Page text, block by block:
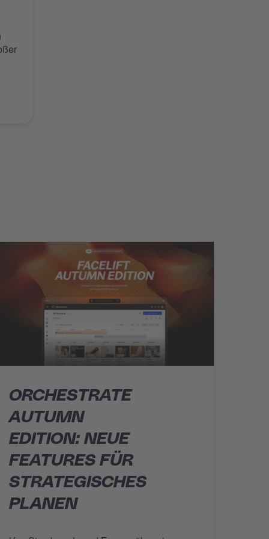
ORCHESTRATE
AUTUMN
EDITION: NEUE
FEATURES FÜR
STRATEGISCHES
PLANEN